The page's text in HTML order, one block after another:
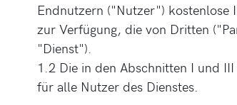
Endnutzern ("Nutzer") kostenlose
zur Verfügung, die von Dritten
"Dienst").
1.2 Die in den Abschnitten I und
für alle Nutzer des Dienstes.